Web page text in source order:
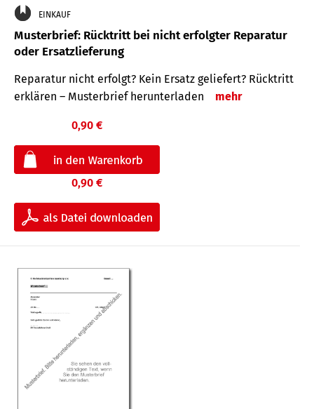
EINKAUF
Musterbrief: Rücktritt bei nicht erfolgter Reparatur
oder Ersatzlieferung
Reparatur nicht erfolgt? Kein Ersatz geliefert? Rücktritt
erklären – Musterbrief herunterladen
mehr
0,90 €
0,90 €